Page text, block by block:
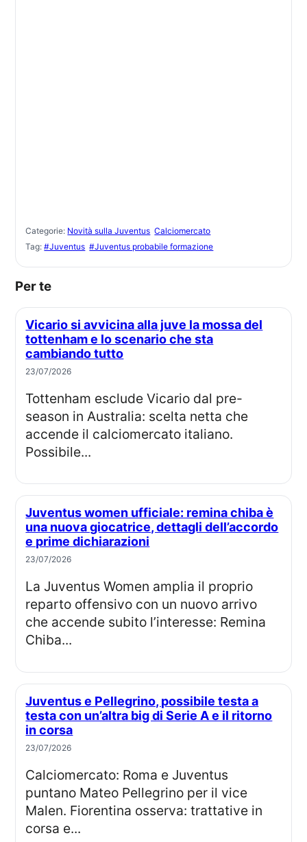
Categorie: Novità sulla Juventus Calciomercato
Tag:#Juventus #Juventus probabile formazione
Per te
Vicario si avvicina alla juve la mossa del
tottenham e lo scenario che sta
cambiando tutto
23/07/2026
Tottenham esclude Vicario dal pre-
season in Australia: scelta netta che
accende il calciomercato italiano.
Possibile...
Juventus women ufficiale: remina chiba è
una nuova giocatrice, dettagli dell’accordo
e prime dichiarazioni
23/07/2026
La Juventus Women amplia il proprio
reparto offensivo con un nuovo arrivo
che accende subito l’interesse: Remina
Chiba...
Juventus e Pellegrino, possibile testa a
testa con un’altra big di Serie A e il ritorno
in corsa
23/07/2026
Calciomercato: Roma e Juventus
puntano Mateo Pellegrino per il vice
Malen. Fiorentina osserva: trattative in
corsa e...